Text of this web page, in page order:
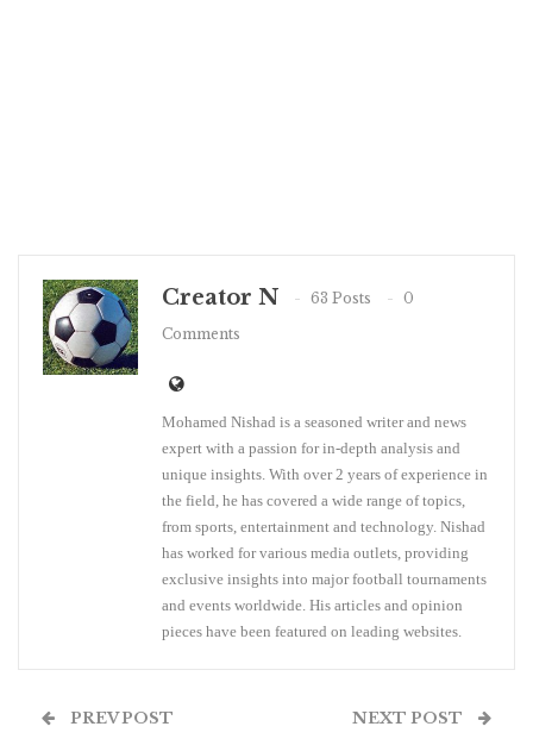
Creator N 63 Posts
0
Comments
Mohamed Nishad is a seasoned writer and news
expert with a passion for in-depth analysis and
unique insights. With over 2 years of experience in
the field, he has covered a wide range of topics,
from sports, entertainment and technology. Nishad
has worked for various media outlets, providing
exclusive insights into major football tournaments
and events worldwide. His articles and opinion
pieces have been featured on leading websites.
PREV POST NEXT POST